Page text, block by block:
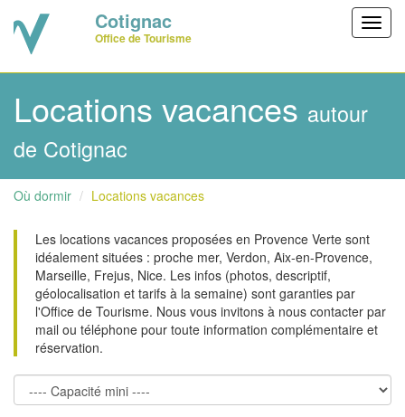
Cotignac
Office de Tourisme
Locations vacances autour
de Cotignac
Où dormir Locations vacances
Les locations vacances proposées en Provence Verte sont
idéalement situées : proche mer, Verdon, Aix-en-Provence,
Marseille, Frejus, Nice. Les infos (photos, descriptif,
géolocalisation et tarifs à la semaine) sont garanties par
l'Office de Tourisme. Nous vous invitons à nous contacter par
mail ou téléphone pour toute information complémentaire et
réservation.